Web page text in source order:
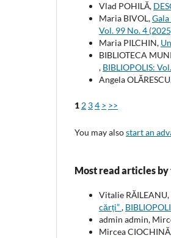
Vlad POHILĂ,
Maria BIVOL,
Vol. 99 No. 4
Maria PILCHIN,
BIBLIOTECA
, BIBLIOPOLIS:
Angela
1 2 34 > >>
You may alsostart an
Most read articles by
Vitalie
cărți”,
admin admin,
Mircea